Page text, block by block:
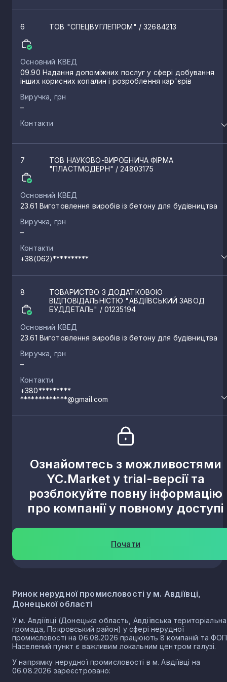
6 ТОВ "СПЕЦВУГЛЕПРОМ" / 32684213
Основний КВЕД
09.90 Надання допоміжних послуг у сфері добування
інших корисних копалин і розроблення кар'єрів
Виручка, грн
–
Контакти
7
ТОВ НАУКОВО-ВИРОБНИЧА ФІРМА
"ПЛАСТМОДЕРН" / 24803175
Основний КВЕД
23.61 Виготовлення виробів із бетону для будівництва
Виручка, грн
–
Контакти
+38(062)**********
8
ТОВАРИСТВО З ДОДАТКОВОЮ
ВІДПОВІДАЛЬНІСТЮ "АВДІЇВСЬКИЙ ЗАВОД
БУДДЕТАЛЬ" / 01235194
Основний КВЕД
23.61 Виготовлення виробів із бетону для будівництва
Виручка, грн
–
Контакти
+380*********
*************@gmail.com
Ознайомтесь з можливостями
YC.Market у trial-версії та
розблокуйте повну інформацію
про компанії у повному доступі
Почати
Ринок нерудної промисловості у м. Авдіївці,
Донецької області
У м. Авдіївці (Донецька область, Авдіївська територіальна
громада, Покровський район) у сфері нерудної
промисловості на 06.08.2026 працюють 8 компаній та
Населений пункт є важливим локальним центром галузі.
У напрямку нерудної промисловості в м. Авдіївці на
06.08.2026 зареєстровано: